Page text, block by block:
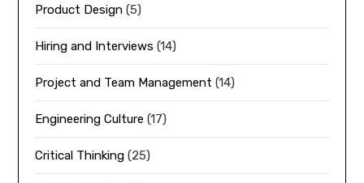
Product Design (5)
Hiring and Interviews (14)
Project and Team Management (14)
Engineering Culture (17)
Critical Thinking (25)